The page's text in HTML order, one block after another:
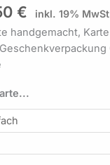
€ inkl. 19%
handgemacht,